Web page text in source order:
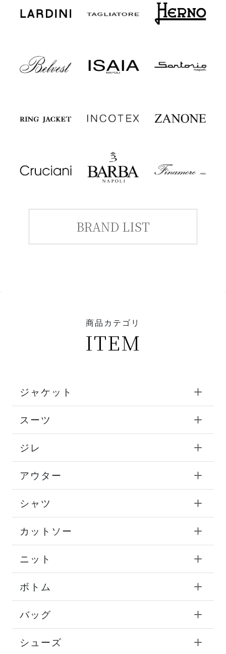
BRAND LIST
商品カテゴリ
ITEM
ジャケット
スーツ
ジレ
アウター
シャツ
カットソー
ニット
ボトム
バッグ
シューズ